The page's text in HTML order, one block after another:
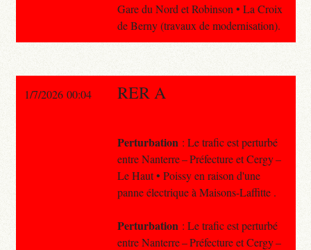
Gare du Nord et Robinson • La Croix
de Berny (travaux de modernisation).
1/7/2026 00:04 RER A
Perturbation : Le trafic est perturbé
entre Nanterre – Préfecture et Cergy –
Le Haut • Poissy en raison d'une
panne électrique à Maisons-Laffitte .
Perturbation : Le trafic est perturbé
entre Nanterre – Préfecture et Cergy –